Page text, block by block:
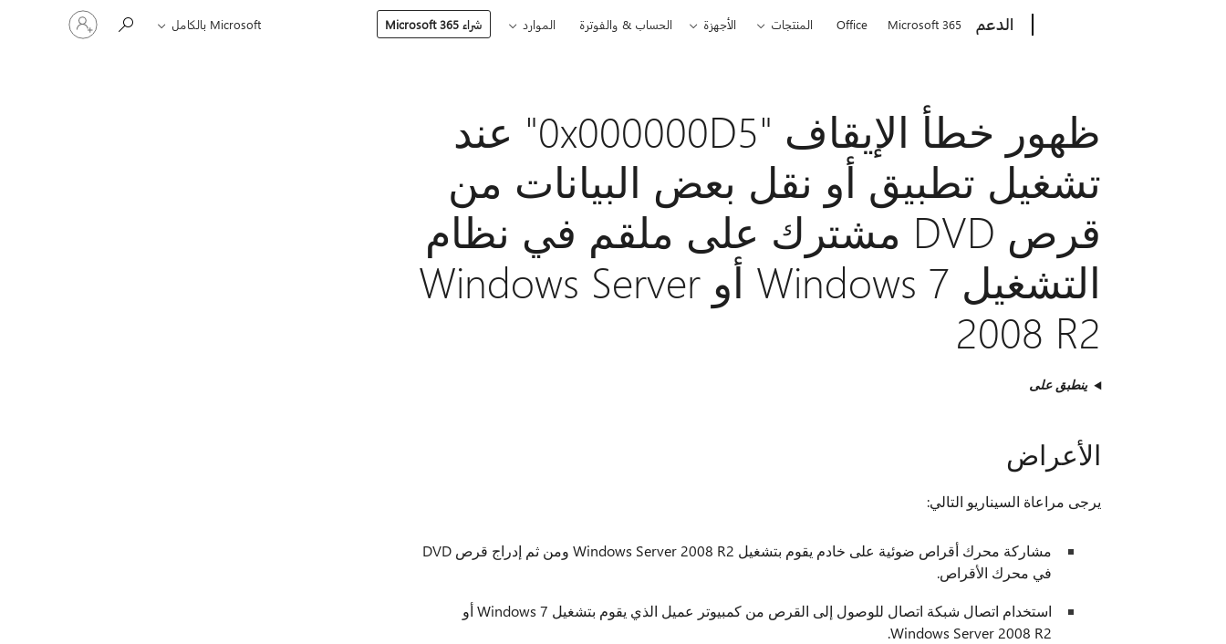
الدعم Microsoft 365
Office المنتجات الأجهزة الحساب & والفوترة الموارد شراء Microsoft 365 Microsoft بالكامل
تسجيل
الدخول
إلى
ظهور خطأ الإيقاف "0x000000D5" عند
تشغيل تطبيق أو نقل بعض البيانات من
قرص DVD مشترك على ملقم في نظام
التشغيل Windows 7 أو Windows Server
2008 R2
ينطبق على
الأعراض
يرجى مراعاة السيناريو التالي:
مشاركة محرك أقراص ضوئية على خادم يقوم بتشغيل Windows Server 2008 R2 ومن ثم إدراج قرص DVD
في محرك الأقراص.
استخدام اتصال شبكة اتصال للوصول إلى القرص من كمبيوتر عميل الذي يقوم بتشغيل Windows 7 أو
Windows Server 2008 R2.